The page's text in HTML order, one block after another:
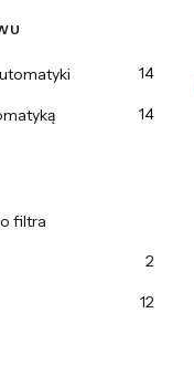
14
14
filtra
2
12